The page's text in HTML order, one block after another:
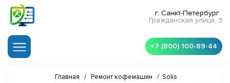
г. Санкт-Петербург
Гражданская улица, 3
+7 (800) 100-89-44
Главная / Ремонт кофемашин / Solis